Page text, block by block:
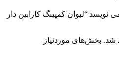
نویسد “لیوان کمپینگ کارابین دار
شد. بخش‌های موردنیاز